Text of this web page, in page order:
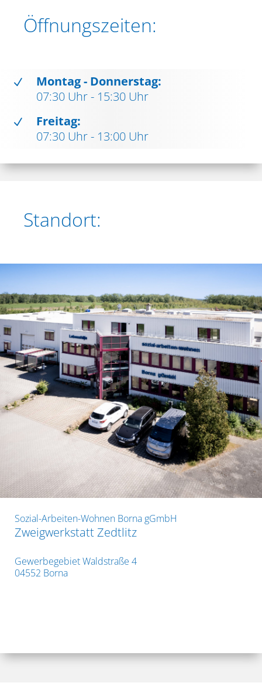
Öffnungszeiten:
N
Montag - Donnerstag:
07:30 Uhr - 15:30 Uhr
N
Freitag:
07:30 Uhr - 13:00 Uhr
Standort:
Sozial-Arbeiten-Wohnen Borna gGmbH
Zweigwerkstatt Zedtlitz
Gewerbegebiet Waldstraße 4
04552 Borna